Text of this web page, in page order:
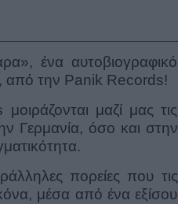
ένα αυτοβιογραφικό
από την Panik Records!
μαζί μας τις
Γερμανία, όσο και στην
πορείες που τις
μέσα από ένα εξίσου